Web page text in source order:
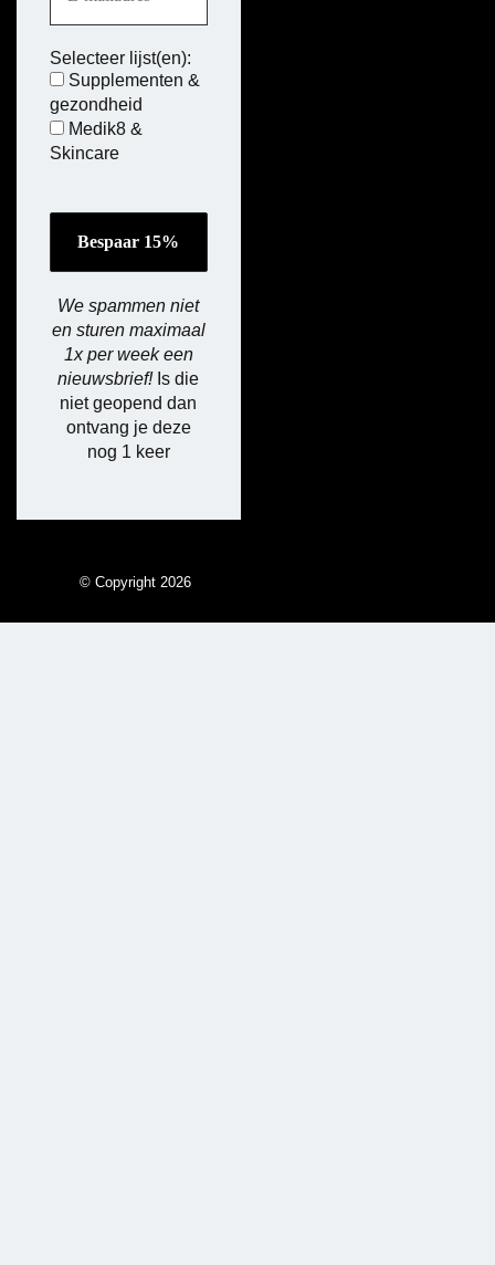
Selecteer lijst(en):
Supplementen &
gezondheid
Medik8 &
Skincare
We spammen niet
en sturen maximaal
1x per week een
nieuwsbrief! Is die
niet geopend dan
ontvang je deze
nog 1 keer
© Copyright 2026